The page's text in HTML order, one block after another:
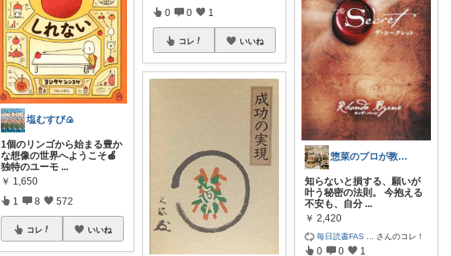
塩むすび🍙
1個のリンゴから始まる豊か
な想像の世界へようこそ🍎
独特のユーモ ...
￥ 1,650
1 8 572
コレ いいね
0 0 1
コレ いいね
惣菜のプロが教える！映えるキッチングッズ
知らないと損する、願いが
叶う秘密の法則。 今抱える
不安も、自分 ...
￥ 2,420
毎日読書FAS さんのコレ！
0 0 1